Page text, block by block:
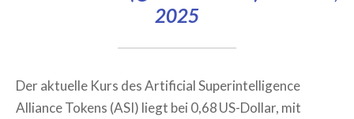
2025
Der aktuelle Kurs des Artificial Superintelligence
Alliance Tokens (ASI) liegt bei 0,68 US-Dollar, mit